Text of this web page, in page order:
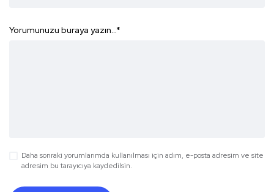
Yorumunuzu buraya yazın...*
Daha sonraki yorumlarımda kullanılması için adım, e-posta adresim ve site
adresim bu tarayıcıya kaydedilsin.